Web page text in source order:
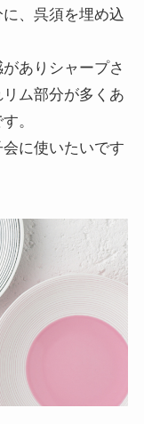
、呉須を埋め込
ありシャープさ
ム部分が多くあ
。
に使いたいです